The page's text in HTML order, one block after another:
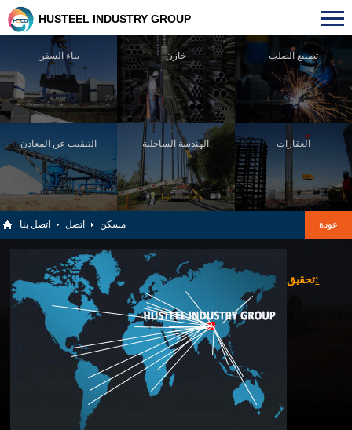
بناء السفن خازن تصنيع الصلب
التنقيب عن المعادن الهندسة الساحلية العقارات
HUSTEEL INDUSTRY GROUP
عودة مسكن اتصل اتصل بنا
تحقيق: